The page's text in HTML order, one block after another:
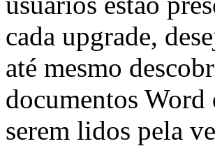
cada upgrade,
até mesmo
documentos Word
serem lidos pela